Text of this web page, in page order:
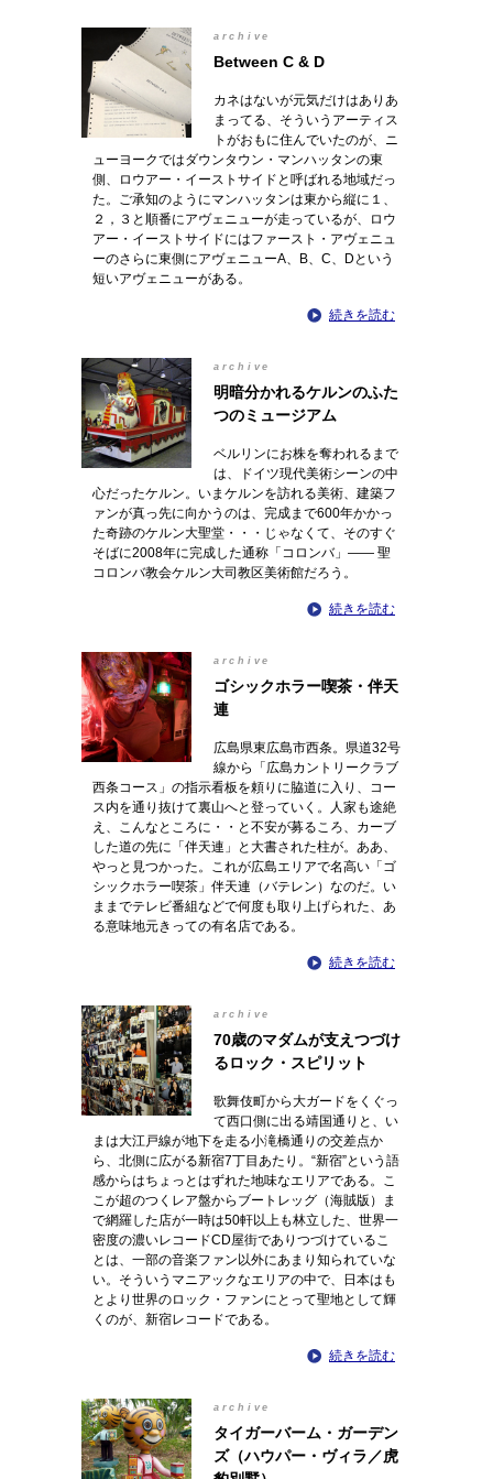
archive
Between C & D
カネはないが元気だけはありあ
まってる、そういうアーティス
トがおもに住んでいたのが、ニ
ューヨークではダウンタウン・マンハッタンの東
側、ロウアー・イーストサイドと呼ばれる地域だっ
た。ご承知のようにマンハッタンは東から縦に１、
２，３と順番にアヴェニューが走っているが、ロウ
アー・イーストサイドにはファースト・アヴェニュ
ーのさらに東側にアヴェニューA、B、C、Dという
短いアヴェニューがある。
続きを読む
archive
明暗分かれるケルンのふた
つのミュージアム
ベルリンにお株を奪われるまで
は、ドイツ現代美術シーンの中
心だったケルン。いまケルンを訪れる美術、建築フ
ァンが真っ先に向かうのは、完成まで600年かかっ
た奇跡のケルン大聖堂・・・じゃなくて、そのすぐ
そばに2008年に完成した通称「コロンバ」―― 聖
コロンバ教会ケルン大司教区美術館だろう。
続きを読む
archive
ゴシックホラー喫茶・伴天
連
広島県東広島市西条。県道32号
線から「広島カントリークラブ
西条コース」の指示看板を頼りに脇道に入り、コー
ス内を通り抜けて裏山へと登っていく。人家も途絶
え、こんなところに・・と不安が募るころ、カーブ
した道の先に「伴天連」と大書された柱が。ああ、
やっと見つかった。これが広島エリアで名高い「ゴ
シックホラー喫茶」伴天連（バテレン）なのだ。い
ままでテレビ番組などで何度も取り上げられた、あ
る意味地元きっての有名店である。
続きを読む
archive
70歳のマダムが支えつづけ
るロック・スピリット
歌舞伎町から大ガードをくぐっ
て西口側に出る靖国通りと、い
まは大江戸線が地下を走る小滝橋通りの交差点か
ら、北側に広がる新宿7丁目あたり。“新宿”という語
感からはちょっとはずれた地味なエリアである。こ
こが超のつくレア盤からブートレッグ（海賊版）ま
で網羅した店が一時は50軒以上も林立した、世界一
密度の濃いレコードCD屋街でありつづけているこ
とは、一部の音楽ファン以外にあまり知られていな
い。そういうマニアックなエリアの中で、日本はも
とより世界のロック・ファンにとって聖地として輝
くのが、新宿レコードである。
続きを読む
archive
タイガーバーム・ガーデン
ズ（ハウパー・ヴィラ／虎